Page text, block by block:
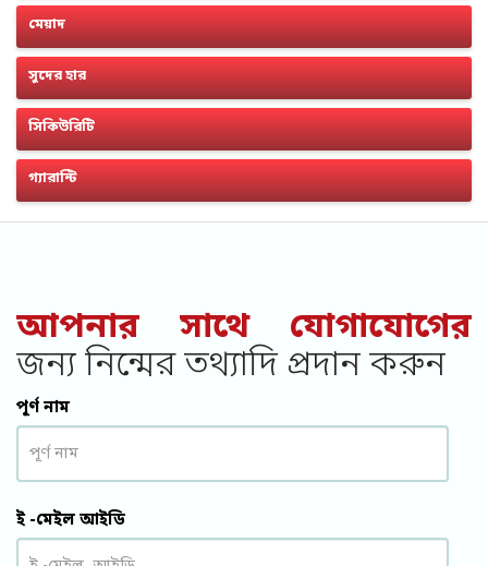
মেয়াদ
সুদের হার
সিকিউরিটি
গ্যারান্টি
আপনার সাথে যোগাযোগের
জন্য নিন্মের তথ্যাদি প্রদান করুন
পূর্ণ নাম
ই -মেইল আইডি